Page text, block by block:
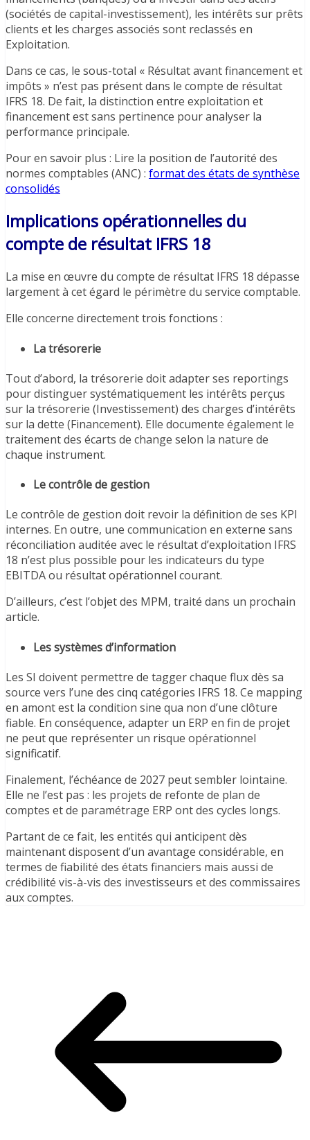
(sociétés de capital-investissement), les intérêts sur prêts
clients et les charges associés sont reclassés en
Exploitation.
Dans ce cas, le sous-total « Résultat avant financement et
impôts » n’est pas présent dans le compte de résultat
IFRS 18. De fait, la distinction entre exploitation et
financement est sans pertinence pour analyser la
performance principale.
Pour en savoir plus : Lire la position de l’autorité des
normes comptables (ANC) : format des états de synthèse
consolidés
Implications opérationnelles du
compte de résultat IFRS 18
La mise en œuvre du compte de résultat IFRS 18 dépasse
largement à cet égard le périmètre du service comptable.
Elle concerne directement trois fonctions :
La trésorerie
Tout d’abord, la trésorerie doit adapter ses reportings
pour distinguer systématiquement les intérêts perçus
sur la trésorerie (Investissement) des charges d’intérêts
sur la dette (Financement). Elle documente également le
traitement des écarts de change selon la nature de
chaque instrument.
Le contrôle de gestion
Le contrôle de gestion doit revoir la définition de ses KPI
internes. En outre, une communication en externe sans
réconciliation auditée avec le résultat d’exploitation IFRS
18 n’est plus possible pour les indicateurs du type
EBITDA ou résultat opérationnel courant.
D’ailleurs, c’est l’objet des MPM, traité dans un prochain
article.
Les systèmes d’information
Les SI doivent permettre de tagger chaque flux dès sa
source vers l’une des cinq catégories IFRS 18. Ce mapping
en amont est la condition sine qua non d’une clôture
fiable. En conséquence, adapter un ERP en fin de projet
ne peut que représenter un risque opérationnel
significatif.
Finalement, l’échéance de 2027 peut sembler lointaine.
Elle ne l’est pas : les projets de refonte de plan de
comptes et de paramétrage ERP ont des cycles longs.
Partant de ce fait, les entités qui anticipent dès
maintenant disposent d’un avantage considérable, en
termes de fiabilité des états financiers mais aussi de
crédibilité vis-à-vis des investisseurs et des commissaires
aux comptes.